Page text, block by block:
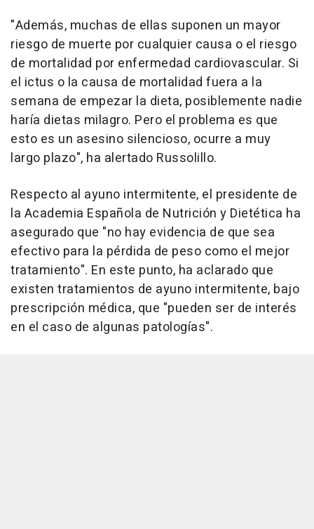
"Además, muchas de ellas suponen un mayor
riesgo de muerte por cualquier causa o el riesgo
de mortalidad por enfermedad cardiovascular. Si
el ictus o la causa de mortalidad fuera a la
semana de empezar la dieta, posiblemente nadie
haría dietas milagro. Pero el problema es que
esto es un asesino silencioso, ocurre a muy
largo plazo", ha alertado Russolillo.
Respecto al ayuno intermitente, el presidente de
la Academia Española de Nutrición y Dietética ha
asegurado que "no hay evidencia de que sea
efectivo para la pérdida de peso como el mejor
tratamiento". En este punto, ha aclarado que
existen tratamientos de ayuno intermitente, bajo
prescripción médica, que "pueden ser de interés
en el caso de algunas patologías".